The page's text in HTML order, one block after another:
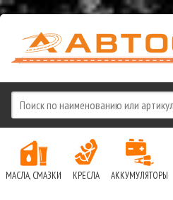
МАСЛА, СМАЗКИ КРЕСЛА АККУМУЛЯТОРЫ